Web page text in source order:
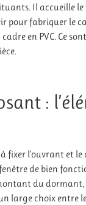
Il accueille le
pour fabriquer le
en PVC. Ce
:
fixer l’ouvrant et
de bien
du
large choix entre